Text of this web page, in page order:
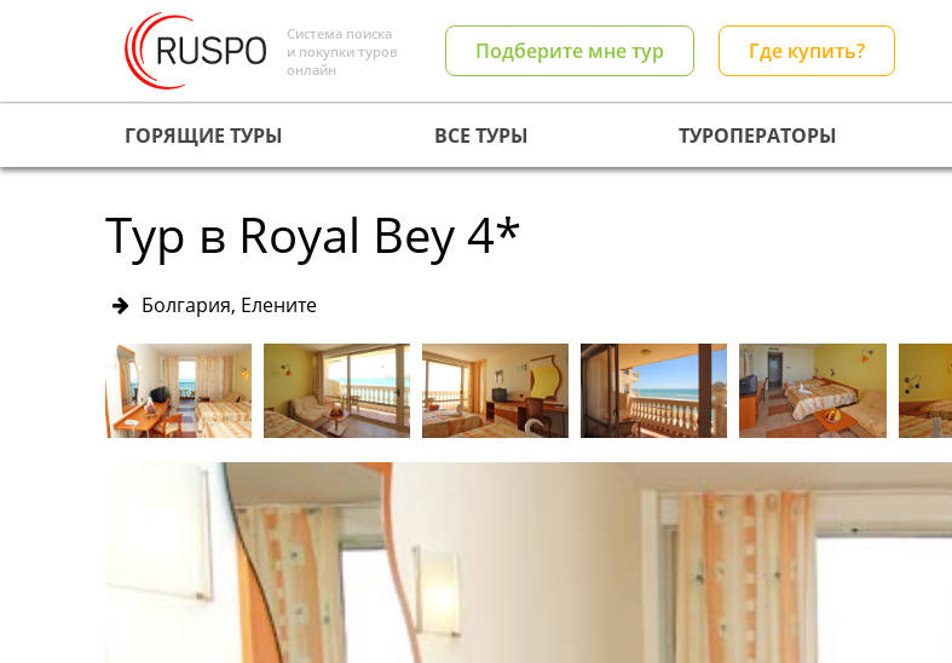
Система поиска
и покупки туров
онлайн
Подберите мне тур Где купить?
ГОРЯЩИЕ ТУРЫ ВСЕ ТУРЫ ТУРОПЕРАТОРЫ
Тур в Royal Bey 4*
Болгария, Елените